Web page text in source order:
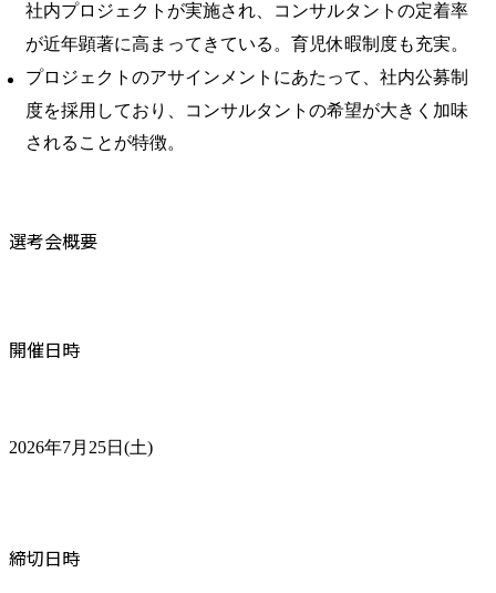
社内プロジェクトが実施され、コンサルタントの定着率
が近年顕著に高まってきている。育児休暇制度も充実。
プロジェクトのアサインメントにあたって、社内公募制
度を採用しており、コンサルタントの希望が大きく加味
されることが特徴。
選考会概要
開催日時
2026年7月25日(土)
締切日時